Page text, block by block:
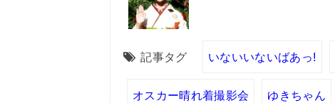
記事タグ いないいないばあっ!
オスカー晴れ着撮影会 ゆきちゃん